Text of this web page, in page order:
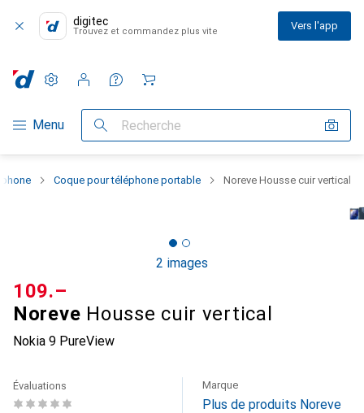
digitec
Trouvez et commandez plus vite Vers l'app
Navigation par catégorie
Menu Recherche
Paramètres
Compte client
Listes de comparaison
Listes d'envies
Panier
Coque pour téléphone portable Noreve Housse cuir vertical
2 images
Noreve Housse cuir vertical
Nokia 9 PureView
CHF
109.–
Évaluations Marque
Plus de produits Noreve